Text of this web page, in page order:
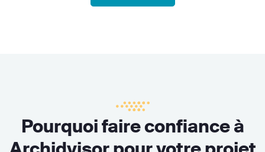
Pourquoi faire confiance à